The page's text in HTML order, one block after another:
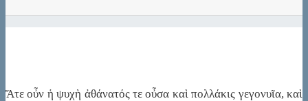
Ἅτε οὖν ἡ ψυχὴ ἀθάνατός τε οὖσα καὶ πολλάκις γεγονυῖα,‎ καὶ